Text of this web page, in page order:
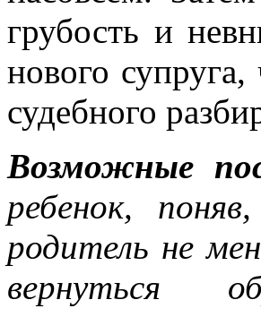
грубость и
нового
судебного
Возможные
ребенок,
родитель не
вернуться